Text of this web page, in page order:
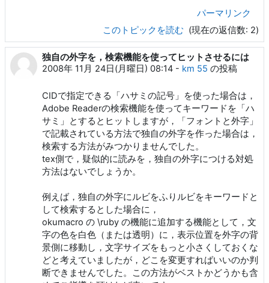
パーマリンク
このトピックを読む (現在の返信数: 2)
独自の外字を，検索機能を使ってヒットさせるには
2008年 11月 24日(月曜日) 08:14 - km 55 の投稿
CIDで指定できる「ハサミの記号」を使った場合は，
Adobe Readerの検索機能を使ってキーワードを「ハ
サミ」とするとヒットしますが，「フォントと外字」
で記載されている方法で独自の外字を作った場合は，
検索する方法がみつかりませんでした。
tex側で，疑似的に読みを，独自の外字につける対処
方法はないでしょうか。
例えば，独自の外字にルビをふりルビをキーワードと
して検索するとした場合に，
okumacro の \ruby の機能に追加する機能として，文
字の色を白色（または透明）に，表示位置を外字の背
景側に移動し，文字サイズをもっと小さくしておくな
どと考えていましたが，どこを変更すればいいのか判
断できませんでした。この方法がベストかどうかも含